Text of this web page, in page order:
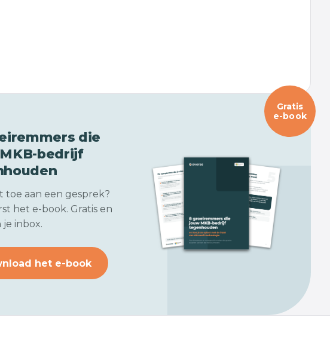
die
MKB-bedrijf
toe aan een gesprek?
het e-book. Gratis en
je inbox.
het e-book
Gratis
e-book